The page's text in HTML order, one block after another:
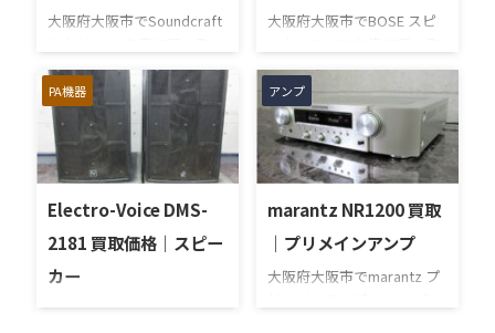
れるB&Oらしいデザイン性
の高いスピーカーシステム
で、サブウーファーの通
電、各サテライトスピーカ
ーの音出し、Power Link接
続、LINE/AMP入力、
BASS・PHASE・LFEなどの
設定、外観コンディショ
ン、スピーカーケーブルや
壁掛けブラケットなど付属
品の有無を確認しながら査
定いたしました。 買取 ...
支持され続けているメーカ
ーです。 今回お譲りいただ
いたAuthentic L16は、クラ
シカルなデザインと最新機
能を融合させた一体型スピ
ーカーシステムで、
Bluetoothやネットワーク再
の高いモデルです。JBLらし
いパワフ ...
大阪府大阪市でSoundcraft
させていただきました。
Soundcraft K1は、イギリス
の音響機器メーカー
Soundcraftが手掛けたアナ
ログミキサーで、音質面に
定評のあるモデルとして知
られています。Soundcraft
サーを中心に開発を続けて
きたメーカーで、特にマイ
大阪府大阪市でBOSE スピ
りさせていただきました。
屋内設置用の大型低域スピ
ーカーです。許容入力
450W、瞬間ピーク入力は
1800Wと十分な音量を響か
せることができ、教会、大
ホールなど広い空間でも物
りません。こちらは屋内イ
ベントの際に持ち込みよう
PA機器
Electro-Voice DMS-
2181 買取価格｜スピー
カー
Electro-Voice スピーカー
アンプ
marantz NR1200 買取
｜プリメインアンプ
大阪府大阪市でmarantz プ